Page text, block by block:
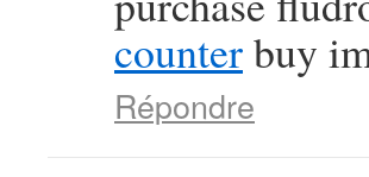
counterbuy
Répondre